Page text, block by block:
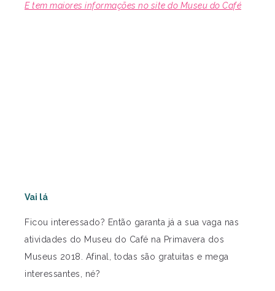
E tem maiores informações no site do Museu do Café
Vai lá
Ficou interessado? Então garanta já a sua vaga nas
atividades do Museu do Café na Primavera dos
Museus 2018. Afinal, todas são gratuitas e mega
interessantes, né?